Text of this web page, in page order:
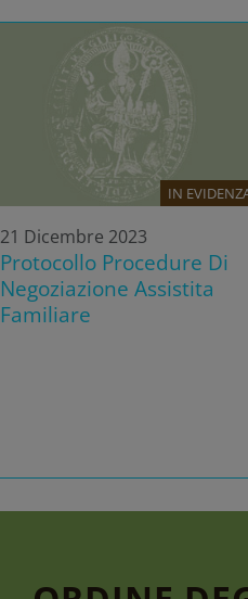
IN
21 Dicembre 2023
Protocollo Procedure Di
Negoziazione Assistita
Familiare